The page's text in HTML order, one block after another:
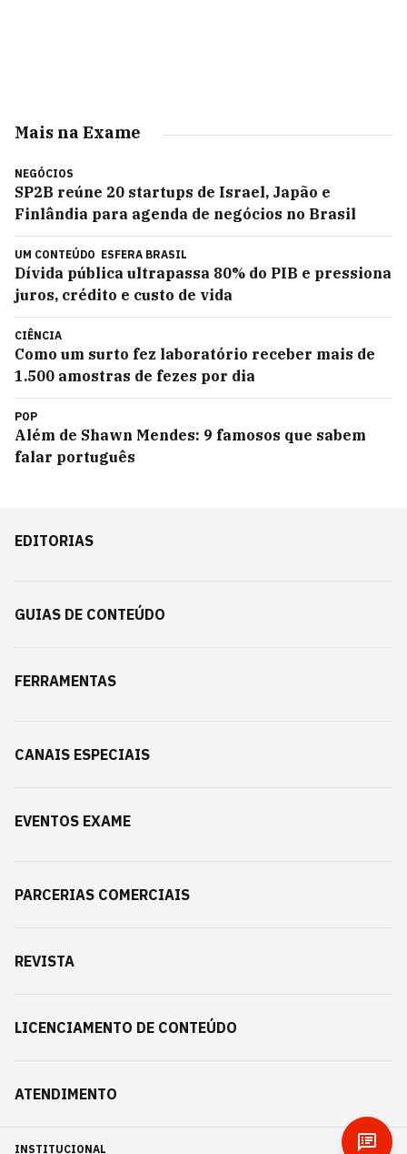
Mais na Exame
NEGÓCIOS
SP2B reúne 20 startups de Israel, Japão e
Finlândia para agenda de negócios no Brasil
UM CONTEÚDO ESFERA BRASIL
Dívida pública ultrapassa 80% do PIB e pressiona
juros, crédito e custo de vida
CIÊNCIA
Como um surto fez laboratório receber mais de
1.500 amostras de fezes por dia
POP
Além de Shawn Mendes: 9 famosos que sabem
falar português
EDITORIAS
GUIAS DE CONTEÚDO
FERRAMENTAS
CANAIS ESPECIAIS
EVENTOS EXAME
PARCERIAS COMERCIAIS
REVISTA
LICENCIAMENTO DE CONTEÚDO
ATENDIMENTO
INSTITUCIONAL